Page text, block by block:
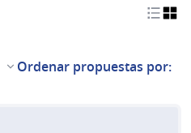
Ordenar propuestas por: